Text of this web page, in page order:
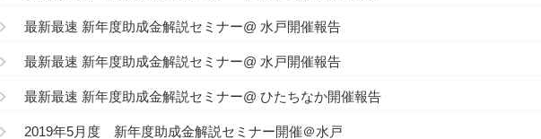
最新最速 新年度助成金解説セミナー@ 水戸開催報告
最新最速 新年度助成金解説セミナー@ 水戸開催報告
最新最速 新年度助成金解説セミナー@ ひたちなか開催報告
2019年5月度 新年度助成金解説セミナー開催＠水戸